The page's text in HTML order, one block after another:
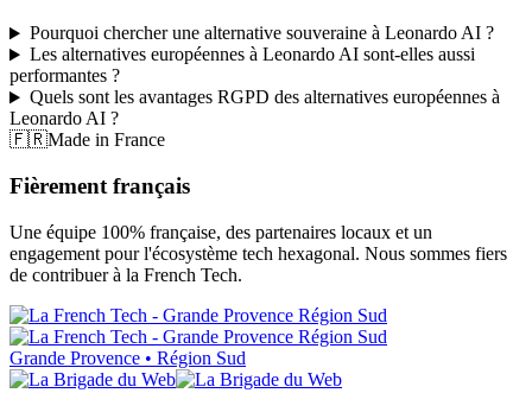
Pourquoi chercher une alternative souveraine à Leonardo AI ?
Les alternatives européennes à Leonardo AI sont-elles aussi
performantes ?
Quels sont les avantages RGPD des alternatives européennes à
Leonardo AI ?
🇫🇷Made in France
Fièrement français
Une équipe 100% française, des partenaires locaux et un
engagement pour l'écosystème tech hexagonal. Nous sommes fiers
de contribuer à la French Tech.
Grande Provence • Région Sud